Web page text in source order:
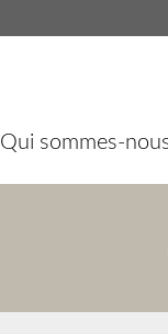
Qui sommes-